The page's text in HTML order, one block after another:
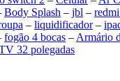
Body Splash – jbl –
– liquidificador–
fogão 4 bocas – Armário
32 polegadas